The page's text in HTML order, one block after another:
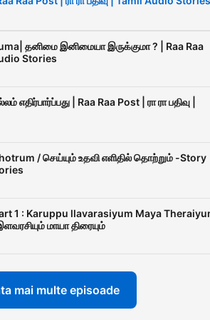
you all with diverse content.
Kadhai Ketkum Neram
and original content to you.
தனிமை இனிமையா இருக்குமா ? | Raa Raa
Stories
| Raa Raa Post | ரா ரா பதிவு |
/ செய்யும் உதவி எளிதில் தொற்றும் -Story
1 : Karuppu llavarasiyum Maya
மாயா திரையும்
mai multe episoade